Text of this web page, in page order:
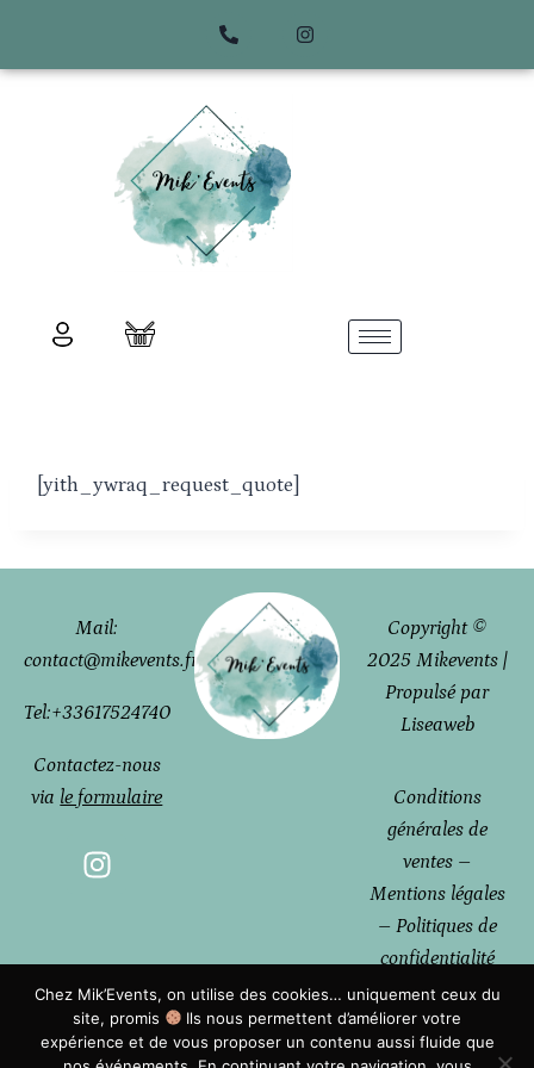
[yith_ywraq_request_quote]
Mail:
contact@mikevents.fr
Tel:+33617524740
Contactez-nous
via le formulaire
Copyright ©
2025 Mikevents |
Propulsé par
Liseaweb
Conditions
générales de
ventes –
Mentions légales
– Politiques de
confidentialité
Location de mobilier événementiel à Avignon & dans le Vaucluse
Location de mobilier
Chez Mik’Events, on utilise des cookies… uniquement ceux du
site, promis
Ils nous permettent d’améliorer votre
expérience et de vous proposer un contenu aussi fluide que